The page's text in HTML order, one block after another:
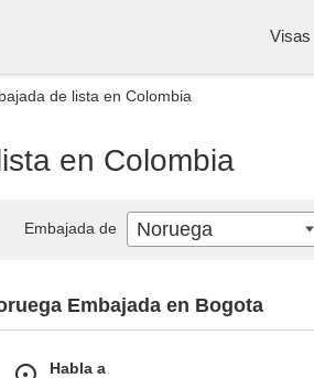
Visas
de lista en Colombia
en Colombia
Embajada en Bogota
Habla a
Embajada de Noruega